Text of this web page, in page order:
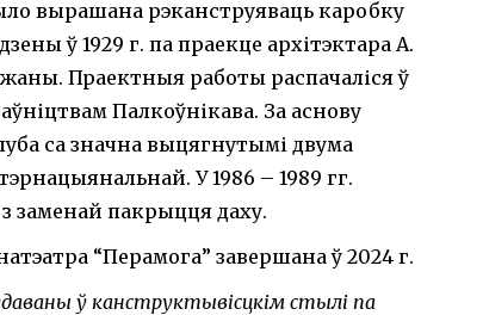
вырашана рэканструяваць каробку
ў 1929 г. па праекце архітэктара А.
Праектныя работы распачаліся ў
Палкоўнікава. За аснову
са значна выцягнутымі двума
У 1986 – 1989 гг.
заменай пакрыцця даху.
“Перамога” завершана ў 2024 г.
ў канструктывісцкім стылі па